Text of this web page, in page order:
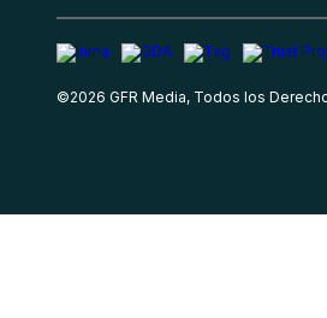
©2026 GFR Media, Todos los